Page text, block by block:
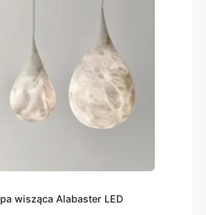
wisząca Alabaster LED